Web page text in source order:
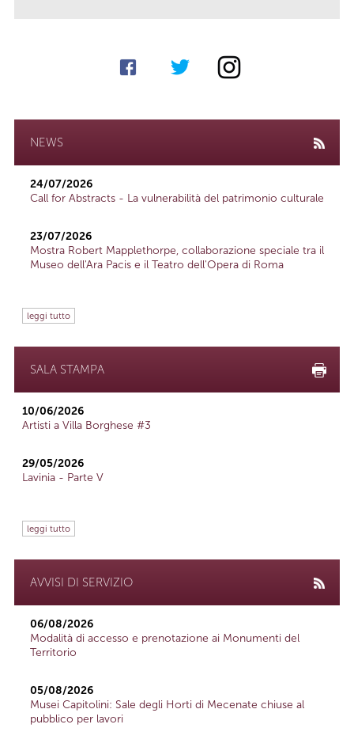
NEWS
24/07/2026
Call for Abstracts - La vulnerabilità del patrimonio culturale
23/07/2026
Mostra Robert Mapplethorpe, collaborazione speciale tra il
Museo dell'Ara Pacis e il Teatro dell'Opera di Roma
leggi tutto
SALA STAMPA
10/06/2026
Artisti a Villa Borghese #3
29/05/2026
Lavinia - Parte V
leggi tutto
AVVISI DI SERVIZIO
06/08/2026
Modalità di accesso e prenotazione ai Monumenti del
Territorio
05/08/2026
Musei Capitolini: Sale degli Horti di Mecenate chiuse al
pubblico per lavori